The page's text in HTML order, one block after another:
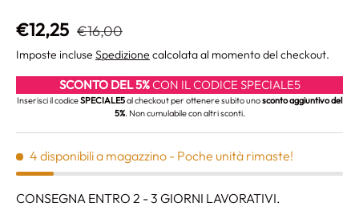
Prezzo di vendita
€12,25 Prezzo normale
€16,00
Imposte incluse Spedizione calcolata al momento del checkout.
SCONTO DEL 5%CON IL CODICE SPECIALE5
Inserisci il codiceSPECIALE5al checkout per ottenere subito unosconto aggiuntivo del
5%. Non cumulabile con altri sconti.
4 disponibili a magazzino - Poche unità rimaste!
CONSEGNA ENTRO 2 - 3 GIORNI LAVORATIVI.